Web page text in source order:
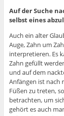
Auf der Suche
selbst eines
Auch ein alter
Auge, Zahn um
interpretieren. Es
Zahn gefüllt
und auf dem
Anfängen ist nach
Füßen zu treten,
betrachten, um
gehört es auch